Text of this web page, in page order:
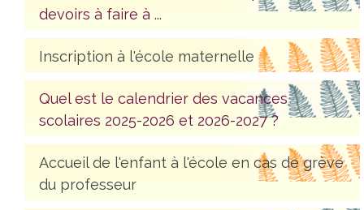
devoirs à faire à ...
Inscription à l'école maternelle
Quel est le calendrier des vacances
scolaires 2025-2026 et 2026-2027 ?
Accueil de l'enfant à l'école en cas de grève
du professeur